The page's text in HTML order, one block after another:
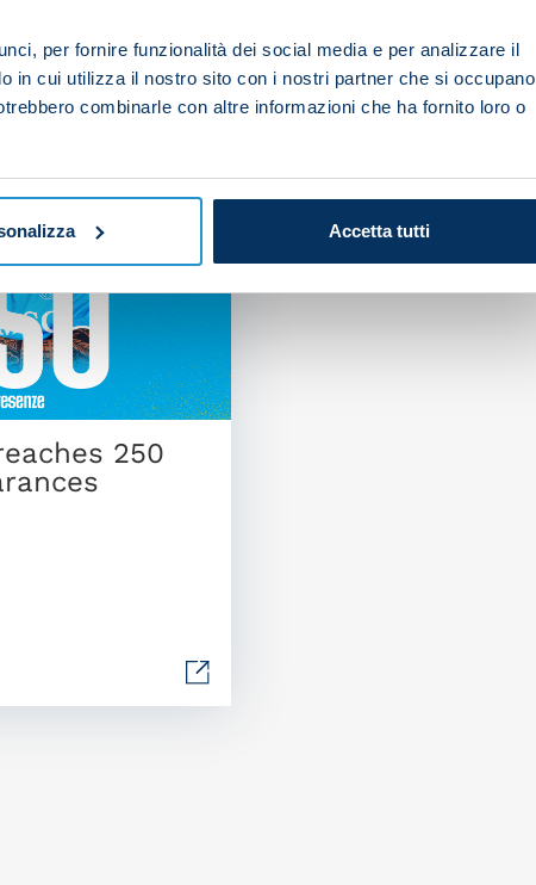
per fornire funzionalità dei social media e per analizzare il
in cui utilizza il nostro sito con i nostri partner che si occupano
combinarle con altre informazioni che ha fornito loro o
Accetta tutti
250